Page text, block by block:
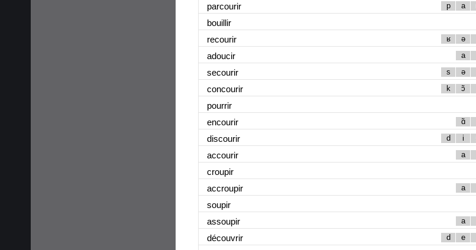
parcourir p a
bouillir
recourir ʁ ə
adoucir a
secourir s ə
concourir k ɔ̃
pourrir
encourir ɑ̃
discourir d i
accourir a
croupir
accroupir a
soupir
assoupir a
découvrir d e